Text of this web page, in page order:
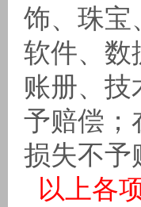
饰、珠宝
软件、数
账册、技
予赔偿；
损失不予
以上各